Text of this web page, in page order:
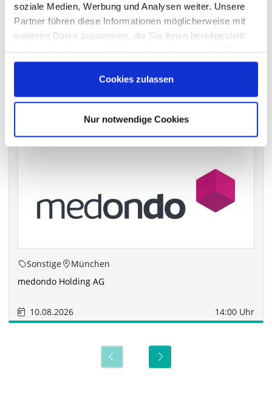
soziale Medien, Werbung und Analysen weiter. Unsere
Partner führen diese Informationen möglicherweise mit
weiteren Daten zusammen, die Sie ihnen bereitgestellt
gesammelt haben.
Cookies zulassen
Nur notwendige Cookies
VERGANGENE HAUPTVERSAMMLUNGSTERMINE
Die nächsten Termine
Sonstige
München
medondo Holding AG
10.08.2026 14:00 Uhr